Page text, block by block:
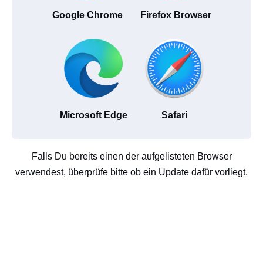
Google Chrome Firefox Browser
Microsoft Edge Safari
Falls Du bereits einen der aufgelisteten Browser
verwendest, überprüfe bitte ob ein Update dafür vorliegt.